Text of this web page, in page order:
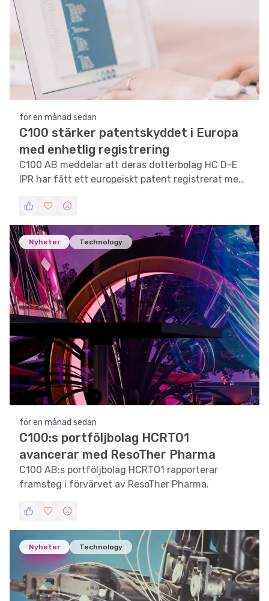
för en månad sedan
C100 stärker patentskyddet i Europa
med enhetlig registrering
C100 AB meddelar att deras dotterbolag HC D-E
IPR har fått ett europeiskt patent registrerat med
immaterialrättsportfölj.
Nyheter Technology
för en månad sedan
C100:s portföljbolag HCRTO1
avancerar med ResoTher Pharma
C100 AB:s portföljbolag HCRTO1 rapporterar
framsteg i förvärvet av ResoTher Pharma.
Nyheter Technology